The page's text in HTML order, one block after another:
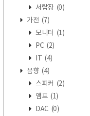
서랍장 (0)
가전 (7)
모니터 (1)
PC (2)
IT
(4)
음향 (4)
스피커 (2)
앰프 (1)
DAC (0)